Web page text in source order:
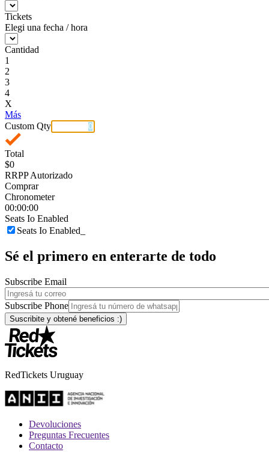
Tickets
Elegi una fecha / hora
Cantidad
1
2
3
4
X
Más
Custom Qty
Total
$0
RRPP Autorizado
Comprar
Chronometer
00:00:00
Seats Io Enabled
Seats Io Enabled_
Sé el primero en enterarte de todo
Subscribe Email
Subscribe Phone
RedTickets Uruguay
Devoluciones
Preguntas Frecuentes
Contacto